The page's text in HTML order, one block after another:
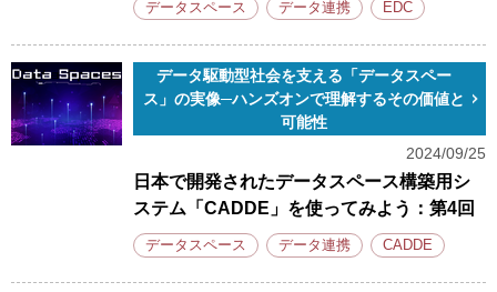
データスペース データ連携 EDC
データ駆動型社会を支える「データスペー
ス」の実像─ハンズオンで理解するその価値と
可能性
2024/09/25
日本で開発されたデータスペース構築用シ
ステム「CADDE」を使ってみよう：第4回
データスペース データ連携 CADDE